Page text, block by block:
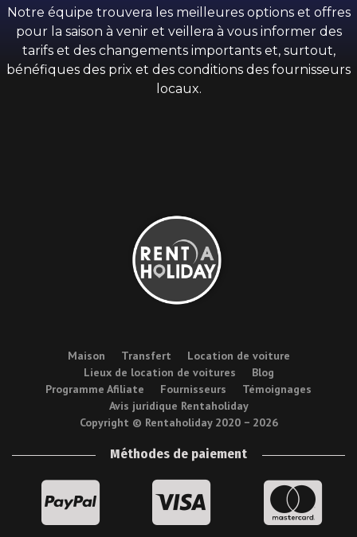
Notre équipe trouvera les meilleures options et offres
pour la saison à venir et veillera à vous informer des
tarifs et des changements importants et, surtout,
bénéfiques des prix et des conditions des fournisseurs
locaux.
Maison Transfert
Location de voiture
Lieux de location de voitures
Blog
Programme Afiliate
Fournisseurs
Témoignages
Avis juridique Rentaholiday
Copyright © Rentaholiday 2020 − 2026
Méthodes de paiement